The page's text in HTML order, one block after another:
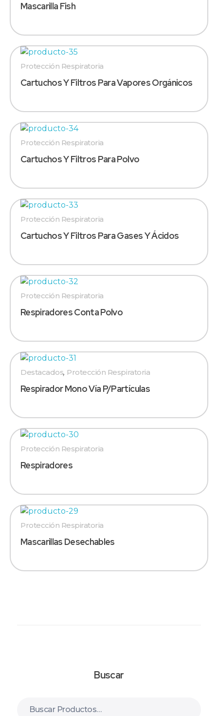
Mascarilla Fish
Cartuchos Y Filtros Para Vapores Orgánicos
Protección Respiratoria
Cartuchos Y Filtros Para Polvo
Protección Respiratoria
Cartuchos Y Filtros Para Gases Y Ácidos
Protección Respiratoria
Respiradores Conta Polvo
Protección Respiratoria
Respirador Mono Vía P/Partículas
Destacados, Protección Respiratoria
Respiradores
Protección Respiratoria
Mascarillas Desechables
Protección Respiratoria
Buscar